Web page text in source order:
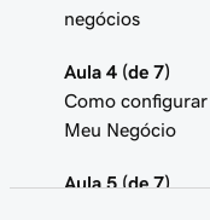
negócios
Aula 4 (de 7)
Como
Meu Negócio
Aula 5 (de 7)